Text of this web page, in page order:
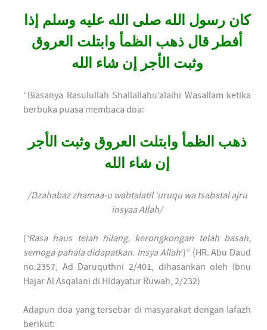
كان رسول الله صلى الله عليه وسلم إذا
أفطر قال ذهب الظمأ وابتلت العروق
وثبت الأجر إن شاء الله
“Biasanya Rasulullah Shallallahu’alaihi Wasallam ketika
berbuka puasa membaca doa:
ذهب الظمأ وابتلت العروق وثبت الأجر
إن شاء الله
/Dzahabaz zhamaa-u wabtalatil ‘uruqu wa tsabatal ajru
insyaa Allah/
( ‘Rasa haus telah hilang, kerongkongan telah basah,
semoga pahala didapatkan. Insya Allah’)” (HR. Abu Daud
no.2357, Ad Daruquthni 2/401, dihasankan oleh Ibnu
Hajar Al Asqalani di Hidayatur Ruwah, 2/232)
Adapun doa yang tersebar di masyarakat dengan lafazh
berikut: